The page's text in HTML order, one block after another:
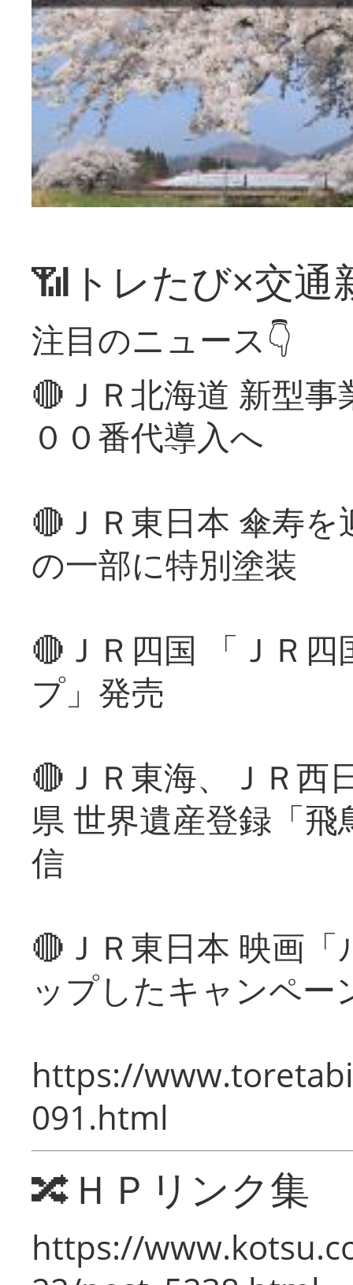
📶トレたび×交通
注目のニュース👇
🔴ＪＲ北海道 新型
００番代導入へ
🔴ＪＲ東日本 傘寿
の一部に特別塗装
🔴ＪＲ四国 「ＪＲ
プ」発売
🔴ＪＲ東海、ＪＲ西
県 世界遺産登録「
信
🔴ＪＲ東日本 映画
ップしたキャンペー
https://
091.html
🔀ＨＰリンク集
https://